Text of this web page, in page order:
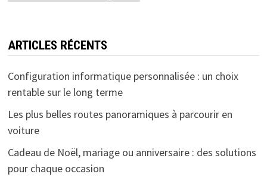
ARTICLES RÉCENTS
Configuration informatique personnalisée : un choix
rentable sur le long terme
Les plus belles routes panoramiques à parcourir en
voiture
Cadeau de Noël, mariage ou anniversaire : des solutions
pour chaque occasion